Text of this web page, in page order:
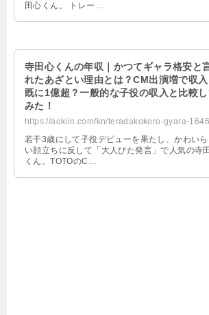
田心くん。 トレー…
寺田心くんの年収｜かつてギャラ格安と
れたあざとい理由とは？CM出演増で収
既に1億超？一般的な子役の収入と比較
みた！
https://aokiin.com/kn/teradakokoro-gyara-
若干3歳にして子役デビューを果たし、かわいら
い顔立ちに反して「大人びた発言」で人気の寺
くん。TOTOのC…